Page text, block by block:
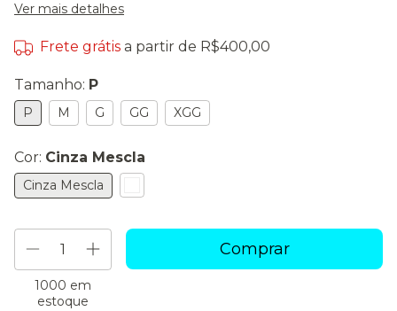
Ver mais detalhes
Frete grátis a partir de R$400,00
Tamanho: P
P M G GG XGG
Cor: Cinza Mescla
Cinza Mescla
1000 em
estoque